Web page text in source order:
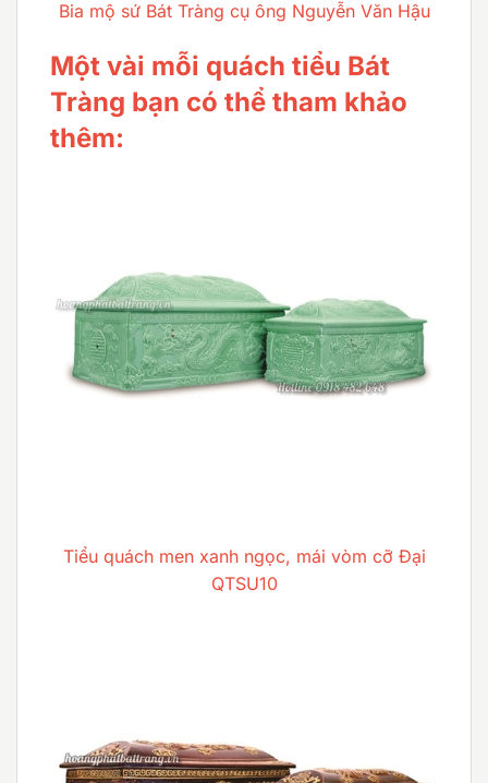
Bia mộ sứ Bát Tràng cụ ông Nguyễn Văn Hậu
Một vài mỗi quách tiểu Bát
Tràng bạn có thể tham khảo
thêm:
Tiểu quách men xanh ngọc, mái vòm cỡ Đại
QTSU10